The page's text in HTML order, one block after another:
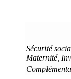
Sécurité
Maternité,